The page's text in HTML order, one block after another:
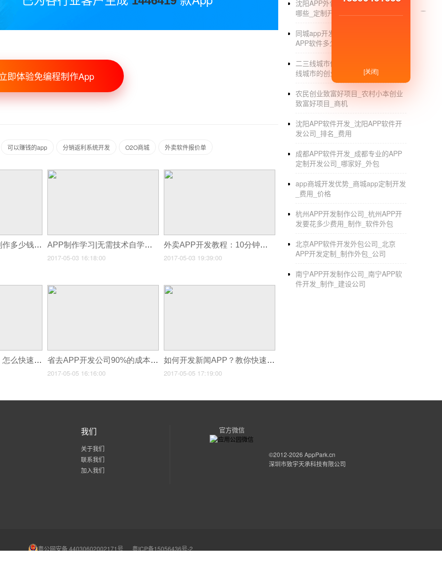
发的过程更顺利，根据实际用户需求来进行
估，这对策划方案来说也会有很好的优势和
以上就是林芝APP开发-林芝软件开发公司全
即体验免编程制作App
可以赚钱的app 分销返利系统开发 O2O商城 外卖软件报价单
手机购物APP开发制作多少钱？10分钟快速开发手机购物APP，附教程 APP制作学习|无需技术自学开发简单APP，附iOS、安卓APP制作视频教程
2017-05-03 16:18:00
外卖APP开发教程：10分钟制作一个类似美团外卖APP，无需开发公司
2017-05-03 19:39:00
APP制作入门教程：怎么快速制作一款手机APP软件？ 省去APP开发公司90%的成本，用APP制作平台可半天学会开发原生APP
2017-05-05 16:16:00
如何开发新闻APP？教你快速制作新闻客户端APP，附APP开发教程
2017-05-05 17:19:00
沈阳APP外包_沈阳APP外包公司有
哪些_定制开发_排名
同城app开发_制作一个同城商城
APP软件多少钱_开发方案
二三线城市做什么生意好_适合二三
线城市的创业项目_赚钱机会
农民创业致富好项目_农村小本创业
致富好项目_商机
沈阳APP软件开发_沈阳APP软件开
发公司_排名_费用
成都APP软件开发_成都专业的APP
定制开发公司_哪家好_外包
app商城开发优势_商城app定制开发
_费用_价格
杭州APP开发制作公司_杭州APP开
发要花多少费用_制作_软件外包
北京APP软件开发外包公司_北京
APP开发定制_制作外包_公司
南宁APP开发制作公司_南宁APP软
件开发_制作_建设公司
我们
关于我们
联系我们
加入我们
官方微信
©2012-2026 AppPark.cn
深圳市致宇天承科技有限公司
粤公网安备 44030602002171号 粤ICP备15056436号-2
[关闭]